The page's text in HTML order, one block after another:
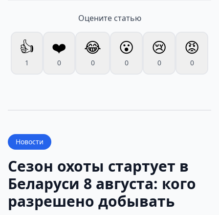
Оцените статью
👍
1
❤️
0
😂
0
😮
0
😢
0
😡
0
Новости
Сезон охоты стартует в
Беларуси 8 августа: кого
разрешено добывать